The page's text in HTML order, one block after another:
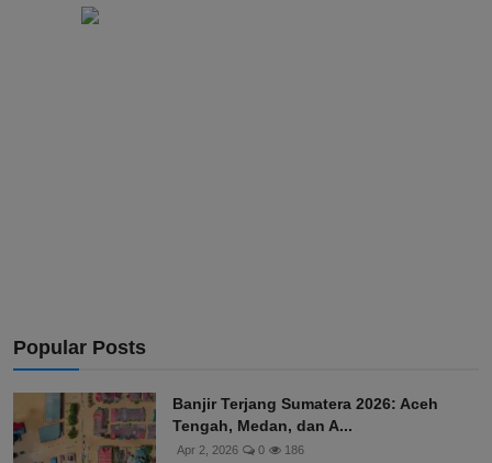
Popular Posts
Banjir Terjang Sumatera 2026: Aceh
Tengah, Medan, dan A...
Apr 2, 2026 0 186